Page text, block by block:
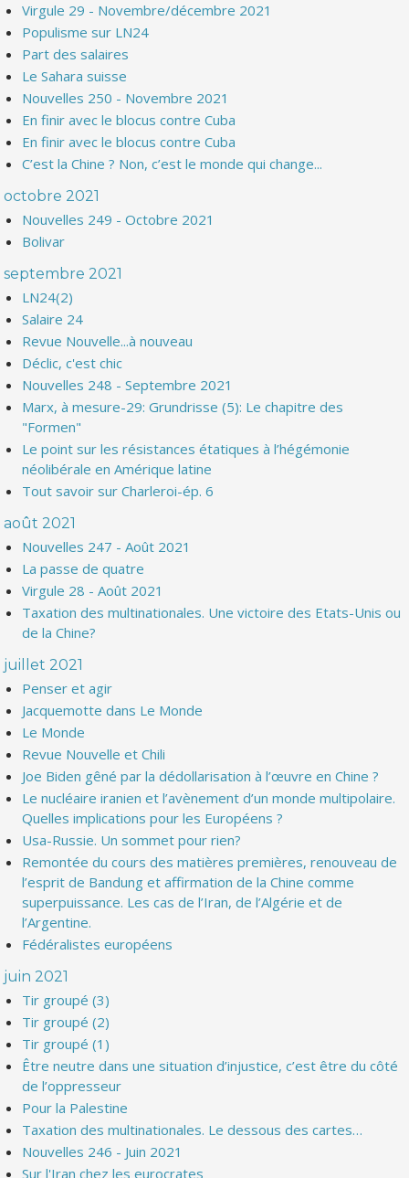
Virgule 29 - Novembre/décembre 2021
Populisme sur LN24
Part des salaires
Le Sahara suisse
Nouvelles 250 - Novembre 2021
En finir avec le blocus contre Cuba
En finir avec le blocus contre Cuba
C’est la Chine ? Non, c’est le monde qui change...
octobre 2021
Nouvelles 249 - Octobre 2021
Bolivar
septembre 2021
LN24(2)
Salaire 24
Revue Nouvelle...à nouveau
Déclic, c'est chic
Nouvelles 248 - Septembre 2021
Marx, à mesure-29: Grundrisse (5): Le chapitre des
"Formen"
Le point sur les résistances étatiques à l’hégémonie
néolibérale en Amérique latine
Tout savoir sur Charleroi-ép. 6
août 2021
Nouvelles 247 - Août 2021
La passe de quatre
Virgule 28 - Août 2021
Taxation des multinationales. Une victoire des Etats-Unis ou
de la Chine?
juillet 2021
Penser et agir
Jacquemotte dans Le Monde
Le Monde
Revue Nouvelle et Chili
Joe Biden gêné par la dédollarisation à l’œuvre en Chine ?
Le nucléaire iranien et l’avènement d’un monde multipolaire.
Quelles implications pour les Européens ?
Usa-Russie. Un sommet pour rien?
Remontée du cours des matières premières, renouveau de
l’esprit de Bandung et affirmation de la Chine comme
superpuissance. Les cas de l’Iran, de l’Algérie et de
l’Argentine.
Fédéralistes européens
juin 2021
Tir groupé (3)
Tir groupé (2)
Tir groupé (1)
Être neutre dans une situation d’injustice, c’est être du côté
de l’oppresseur
Pour la Palestine
Taxation des multinationales. Le dessous des cartes…
Nouvelles 246 - Juin 2021
Sur l'Iran chez les eurocrates